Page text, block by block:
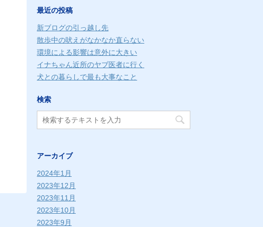
ス
最近の投稿
新ブログの引っ越し先
散歩中の吠えがなかなか直らない
環境による影響は意外に大きい
イナちゃん近所のヤブ医者に行く
犬との暮らしで最も大事なこと
検索
アーカイブ
2024年1月
2023年12月
2023年11月
2023年10月
2023年9月